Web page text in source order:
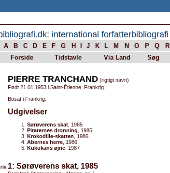
international forfatterbibliografi
A B C D E F G H J K L M N O P Q R
Forside
Tidstavle Via Land Søg
PIERRE TRANCHAND (rigtigt navn)
Født 21.01.1953 i Saint-Étienne, Frankrig.
Bosat i Frankrig.
Udgivelser
Sørøverens skat , 1985
Piraternes dronning , 1985
Krokodille-skatten , 1986
Abernes herre , 1986
Kukukans øjne , 1987
1: Sørøverens skat, 1985